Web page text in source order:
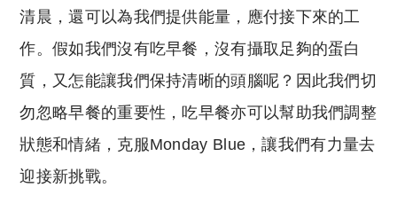
清晨，還可以為我們提供能量，應付接下來的工
作。假如我們沒有吃早餐，沒有攝取足夠的蛋白
質，又怎能讓我們保持清晰的頭腦呢？因此我們切
勿忽略早餐的重要性，吃早餐亦可以幫助我們調整
狀態和情緒，克服Monday Blue，讓我們有力量去
迎接新挑戰。